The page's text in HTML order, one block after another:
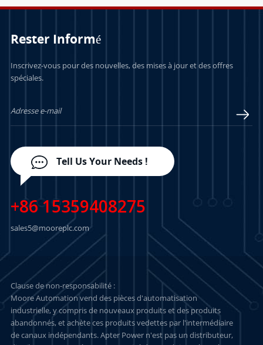
Rester Informé
Inscrivez-vous pour des nouvelles, des mises à jour et des offres
spéciales.
Tell Us Your Needs !
+86 15359408275
sales5@mooreplc.com
Clause de non-responsabilité :
Moore Automation vend des pièces d'automatisation
industrielle, y compris de nouveaux produits et des produits
abandonnés, et achète ces produits vedettes par l'intermédiaire
de canaux indépendants. Apter Power n'est pas un distributeur,